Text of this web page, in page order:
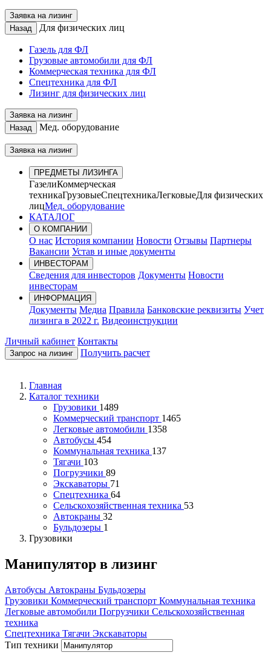
Заявка на лизинг
Назад
Для физических лиц
Газель для ФЛ
Грузовые автомобили для ФЛ
Коммерческая техника для ФЛ
Спецтехника для ФЛ
Лизинг для физических лиц
Заявка на лизинг
Назад
Мед. оборудование
Заявка на лизинг
ПРЕДМЕТЫ ЛИЗИНГА
ГазелиКоммерческая
техникаГрузовыеСпецтехникаЛегковыеДля физических
лицМед. оборудование
КАТАЛОГ
О КОМПАНИИ
О нас История компании Новости Отзывы Партнеры
Вакансии Устав и иные документы
ИНВЕСТОРАМ
Сведения для инвесторов Документы Новости
инвесторам
ИНФОРМАЦИЯ
Документы Медиа Правила Банковские реквизиты Учет
лизинга в 2022 г. Видеоинструкции
Личный кабинет Контакты
Запрос на лизинг Получить расчет
Главная
Каталог техники
Грузовики 1489
Коммерческий транспорт 1465
Легковые автомобили 1358
Автобусы 454
Коммунальная техника 137
Тягачи 103
Погрузчики 89
Экскаваторы 71
Спецтехника 64
Сельскохозяйственная техника 53
Автокраны 32
Бульдозеры 1
Грузовики
Манипулятор в лизинг
Автобусы Автокраны Бульдозеры
Грузовики Коммерческий транспорт Коммунальная техника
Легковые автомобили Погрузчики Сельскохозяйственная
техника
Спецтехника Тягачи Экскаваторы
Тип техники